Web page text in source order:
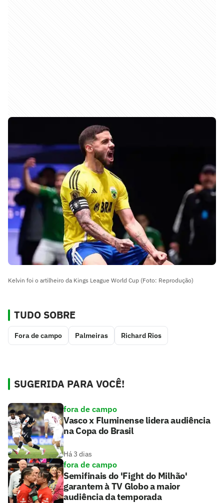
Kelvin foi o artilheiro da Kings League World Cup (Foto: Reprodução)
TUDO SOBRE
Fora de campo Palmeiras Richard Rios
SUGERIDA PARA VOCÊ!
fora de campo
Vasco x Fluminense lidera audiência
na Copa do Brasil
Há 3 dias
fora de campo
Semifinais do 'Fight do Milhão'
garantem à TV Globo a maior
audiência da temporada